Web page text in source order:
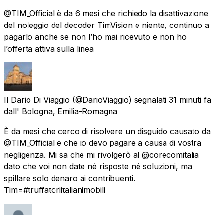
@TIM_Official è da 6 mesi che richiedo la disattivazione
del noleggio del decoder TimVision e niente, continuo a
pagarlo anche se non l’ho mai ricevuto e non ho
l’offerta attiva sulla linea
Il Dario Di Viaggio (@DarioViaggio) segnalati 31 minuti fa
dall' Bologna, Emilia-Romagna
È da mesi che cerco di risolvere un disguido causato da
@TIM_Official e che io devo pagare a causa di vostra
negligenza. Mi sa che mi rivolgerò al @corecomitalia
dato che voi non date né risposte né soluzioni, ma
spillare solo denaro ai contribuenti.
Tim=#truffatoriitalianimobili